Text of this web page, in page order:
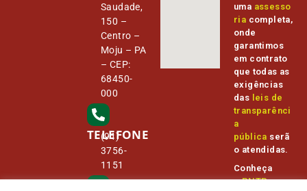
Saudade,
150 –
Centro –
Moju – PA
– CEP:
68450-
000
TELEFONE
(91)
3756-
1151
uma assesso
ria completa,
onde
garantimos
em contrato
que todas as
exigências
das leis de
transparênci
a
pública serã
o atendidas.
Conheça
oPNTPe